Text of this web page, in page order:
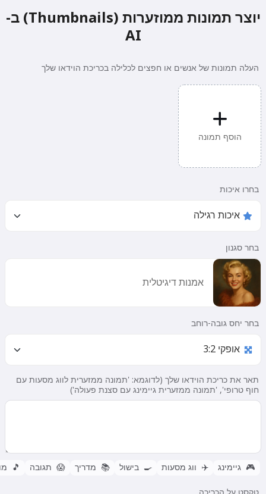
יוצר תמונות ממוזערות (Thumbnails) ב-
AI
העלה תמונות של אנשים או חפצים לכלילה בכריכת הוידאו שלך
הוסף תמונה
בחרו איכות
בחר סגנון
אמנות דיגיטלית
בחר יחס גובה-רוחב
תאר את כריכת הוידאו שלך (לדוגמא: 'תמונה ממזערית לווג מסעות עם
חוף טרופי', 'תמונה ממזערית גיימינג עם סצנת פעולה')
🎮 גיימינג ✈️ ווג מסעות 🍳 בישול 📚 מדריך 😱 תגובה 🎵